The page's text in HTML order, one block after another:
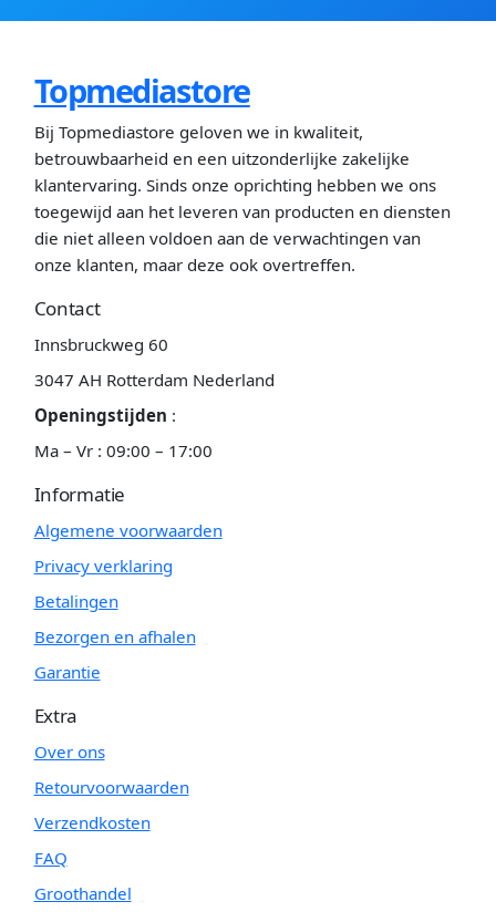
Topmediastore
Bij Topmediastore geloven we in kwaliteit,
betrouwbaarheid en een uitzonderlijke zakelijke
klantervaring. Sinds onze oprichting hebben we ons
toegewijd aan het leveren van producten en diensten
die niet alleen voldoen aan de verwachtingen van
onze klanten, maar deze ook overtreffen.
Contact
Innsbruckweg 60
3047 AH Rotterdam Nederland
Openingstijden :
Ma – Vr : 09:00 – 17:00
Informatie
Algemene voorwaarden
Privacy verklaring
Betalingen
Bezorgen en afhalen
Garantie
Extra
Over ons
Retourvoorwaarden
Verzendkosten
FAQ
Groothandel